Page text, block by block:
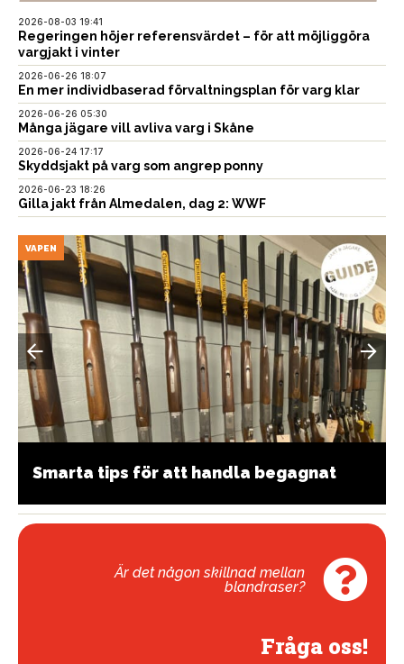
2026-08-03 19:41
Regeringen höjer referensvärdet – för att möjliggöra
vargjakt i vinter
2026-06-26 18:07
En mer individbaserad förvaltningsplan för varg klar
2026-06-26 05:30
Många jägare vill avliva varg i Skåne
2026-06-24 17:17
Skyddsjakt på varg som angrep ponny
2026-06-23 18:26
Gilla jakt från Almedalen, dag 2: WWF
VAPEN
Smarta tips för att handla begagnat
Är det någon skillnad mellan
blandraser?
Fråga oss!